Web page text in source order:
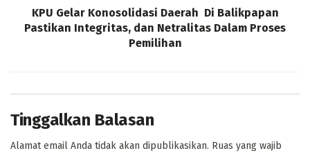
KPU Gelar Konosolidasi Daerah Di Balikpapan
Pastikan Integritas, dan Netralitas Dalam Proses
Pemilihan
Tinggalkan Balasan
Alamat email Anda tidak akan dipublikasikan. Ruas yang wajib